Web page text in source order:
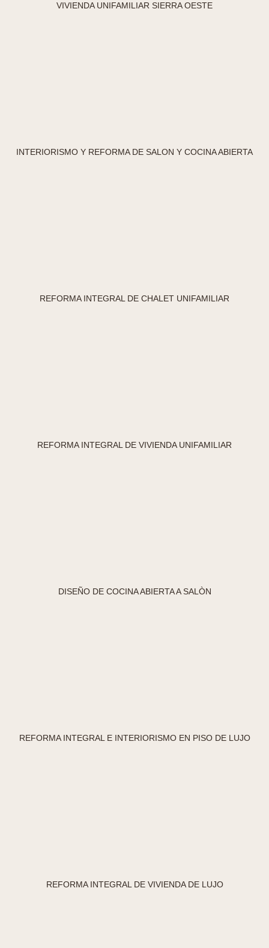
VIVIENDA UNIFAMILIAR SIERRA OESTE
INTERIORISMO Y REFORMA DE SALON Y COCINA ABIERTA
REFORMA INTEGRAL DE CHALET UNIFAMILIAR
REFORMA INTEGRAL DE VIVIENDA UNIFAMILIAR
DISEÑO DE COCINA ABIERTA A SALÒN
REFORMA INTEGRAL E INTERIORISMO EN PISO DE LUJO
REFORMA INTEGRAL DE VIVIENDA DE LUJO